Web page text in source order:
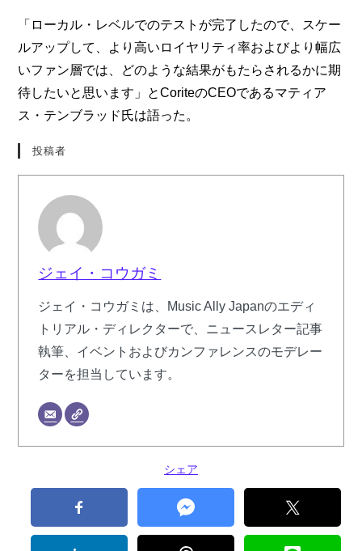
「ローカル・レベルでのテストが完了したので、スケー
ルアップして、より高いロイヤリティ率およびより幅広
いファン層では、どのような結果がもたらされるかに期
待したいと思います」とCoriteのCEOであるマティア
ス・テンブラッド氏は語った。
投稿者
ジェイ・コウガミ
ジェイ・コウガミは、Music Ally Japanのエディ
トリアル・ディレクターで、ニュースレター記事
執筆、イベントおよびカンファレンスのモデレー
ターを担当しています。
シェア